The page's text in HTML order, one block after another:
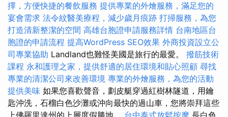
擇，方便快捷的餐飲服務 提供專業的外燴服務，滿足您的
宴會需求 法令紋醫美療程，減少歲月痕跡 打掃服務，為您
打造清新整潔的空間 高雄台胞證申請服務詳情 台南地區台
胞證的申請流程 提高WordPress SEO效果 外商投資設立公
司專業協助 Landland也難怪美國是旅行的最愛。 撥筋技術
課程 永和護理之家，提供舒適的居住環境和貼心照顧 尋找
專業的清潔公司來改善環境 專業的外燴服務，為您的活動
提供美味 如果您喜歡聲音，劃皮艇穿過紅樹林隧道，用鑰
匙沖洗，石榴白色沙灘或沖向最快的過山車，您將崇拜這些
上佛羅里達州的上層度假勝地。 台中泰式放鬆按摩 長白色